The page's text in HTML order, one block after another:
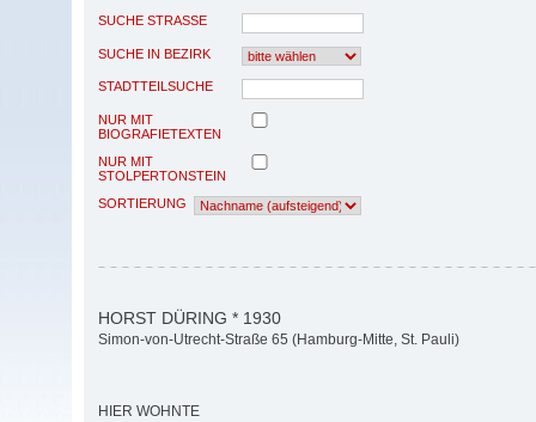
SUCHE STRASSE
SUCHE IN BEZIRK
STADTTEILSUCHE
NUR MIT
BIOGRAFIETEXTEN
NUR MIT
STOLPERTONSTEIN
SORTIERUNG
HORST DÜRING * 1930
Simon-von-Utrecht-Straße 65 (Hamburg-Mitte, St. Pauli)
HIER WOHNTE